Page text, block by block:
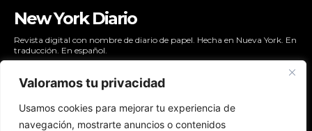
Valoramos tu privacidad
Usamos cookies para mejorar tu experiencia de
navegación, mostrarte anuncios o contenidos
New York Diario
Revista digital con nombre de diario de papel. Hecha en Nueva York. En
traducción. En español.
NYDIARIO
NEWSLETTER